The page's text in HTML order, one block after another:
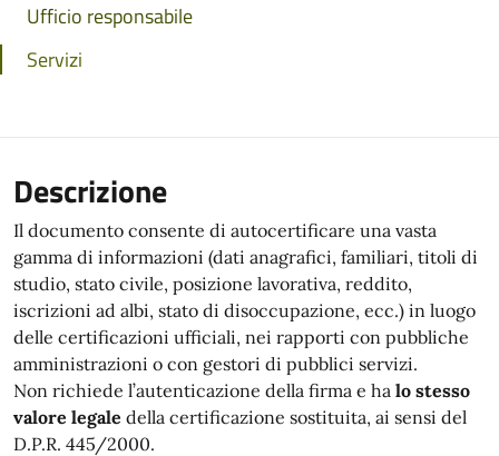
Ufficio responsabile
Servizi
Descrizione
Il documento consente di autocertificare una vasta
gamma di informazioni (dati anagrafici, familiari, titoli di
studio, stato civile, posizione lavorativa, reddito,
iscrizioni ad albi, stato di disoccupazione, ecc.) in luogo
delle certificazioni ufficiali, nei rapporti con pubbliche
amministrazioni o con gestori di pubblici servizi.
Non richiede l’autenticazione della firma e ha lo stesso
valore legale della certificazione sostituita, ai sensi del
D.P.R. 445/2000.